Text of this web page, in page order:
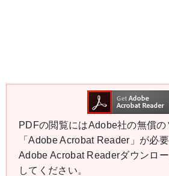
PDFの閲覧にはAdobe社の無償の
「Adobe Acrobat Reader」が必
Adobe Acrobat Readerダウンロ
してください。